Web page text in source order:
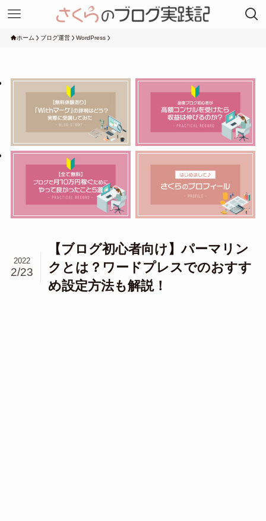
ホーム ブログ運営 WordPress
【ブログ初心者向け】パーマリン
クとは？ワードプレスでのおすす
め設定方法も解説！
2022
2/23